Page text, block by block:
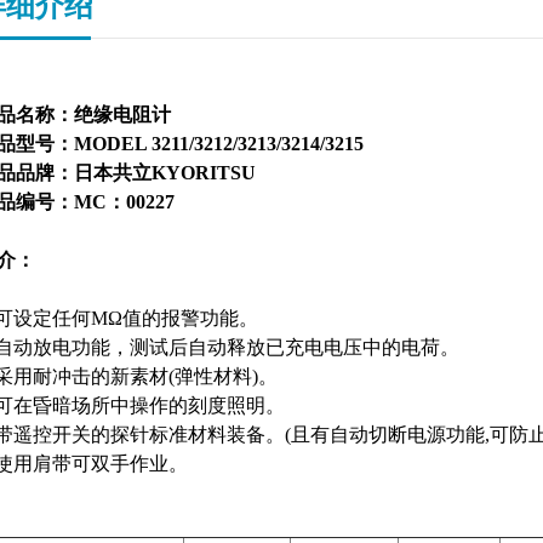
名称： 绝缘电阻计
型号： MODEL 3211/3212/3213/3214/3215
品牌：日本共立KYORITSU
编号：MC：00227
：
设定任何MΩ值的报警功能。
动放电功能，测试后自动释放已充电电压中的电荷。
用耐冲击的新素材(弹性材料)。
在昏暗场所中操作的刻度照明。
遥控开关的探针标准材料装备。(且有自动切断电源功能,可防
用肩带可双手作业。